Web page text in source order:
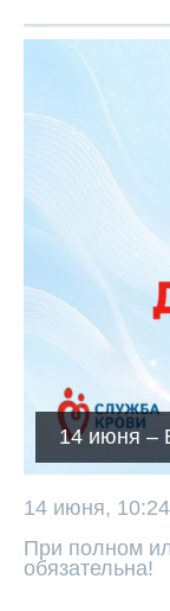
14 июня –
14 июня, 10:24
При полном
обязательна!